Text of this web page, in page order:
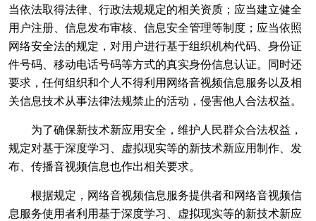
当依法取得法律、行政法规规定的相关资质；应当建立健全
用户注册、信息发布审核、信息安全管理等制度；应当依照
网络安全法的规定，对用户进行基于组织机构代码、身份证
件号码、移动电话号码等方式的真实身份信息认证。同时还
要求，任何组织和个人不得利用网络音视频信息服务以及相
关信息技术从事法律法规禁止的活动，侵害他人合法权益。
为了确保新技术新应用安全，维护人民群众合法权益，
规定对基于深度学习、虚拟现实等的新技术新应用制作、发
布、传播音视频信息也作出相关要求。
根据规定，网络音视频信息服务提供者和网络音视频信
息服务使用者利用基于深度学习、虚拟现实等的新技术新应